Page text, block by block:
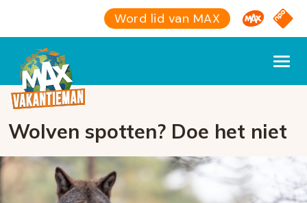
Word lid van MAX Omroep
NPO
Wolven spotten? Doe het niet